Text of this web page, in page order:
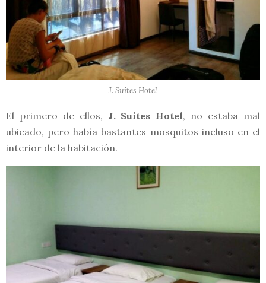
J. Suites Hotel
El primero de ellos, J. Suites Hotel, no estaba mal
ubicado, pero había bastantes mosquitos incluso en el
interior de la habitación.